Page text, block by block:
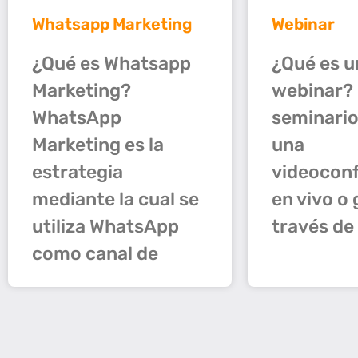
Whatsapp Marketing
¿Qué es Whatsapp
Marketing?
WhatsApp
Marketing es la
estrategia
mediante la cual se
utiliza WhatsApp
como canal de
Webinar
¿Qué es
webinar?
una
en vivo o
través